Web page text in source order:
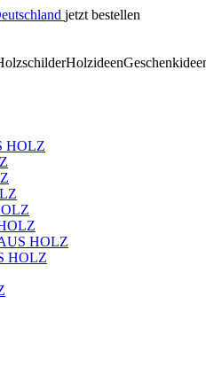
jetzt bestellen
Holzideen
HOLZ
HOLZ
HOLZ